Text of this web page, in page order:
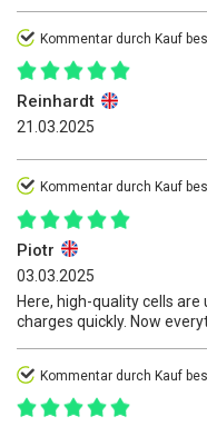
Kommentar durch Kauf
Reinhardt
21.03.2025
Kommentar durch Kauf
Piotr
03.03.2025
Here, high-quality cells are
charges quickly. Now
Kommentar durch Kauf